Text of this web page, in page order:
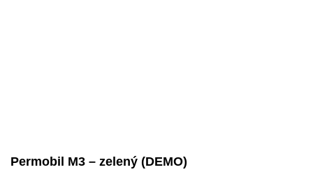
Permobil M3 – zelený (DEMO)